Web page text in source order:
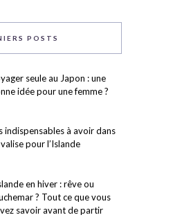
POSTS
seule au Japon : une
idée pour une femme ?
indispensables à avoir dans
pour l’Islande
en hiver : rêve ou
? Tout ce que vous
savoir avant de partir